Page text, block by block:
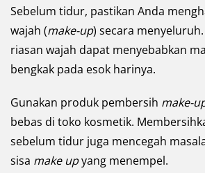
Sebelum tidur, pastikan Anda
wajah (make-up) secara
riasan wajah dapat menyebabkan
bengkak pada esok harinya.
Gunakan produk pembersih make-
bebas di toko kosmetik.
sebelum tidur juga mencegah
sisa make upyang menempel.